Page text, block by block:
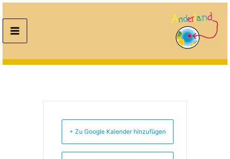
Inhalt
springen
Muckis
+ Zu Google Kalender hinzufügen